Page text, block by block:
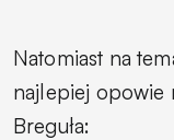
Natomiast na
najlepiej opowie
Breguła: